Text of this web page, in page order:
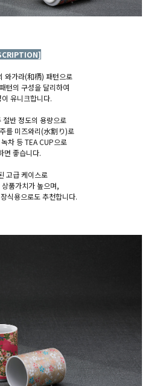
와가라(和柄) 패턴으로
턴의 구성을 달리하여
유니크합니다.
반 정도의 용량으로
를 미즈와리(水割り)로
차 등TEA CUP으로
면 좋습니다.
고급 케이스로
상품가치가 높으며,
식용으로도 추천합니다.